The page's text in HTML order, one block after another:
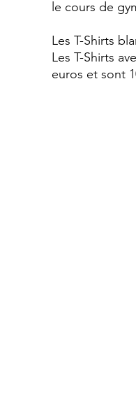
le cours de
Les T-Shirts
Les T-Shirts
euros et sont